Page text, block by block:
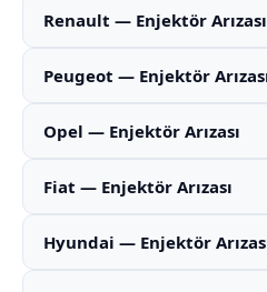
Renault — Enjektör Arızası
Peugeot — Enjektör
Opel — Enjektör Arızası
Fiat — Enjektör Arızası
Hyundai — Enjektör